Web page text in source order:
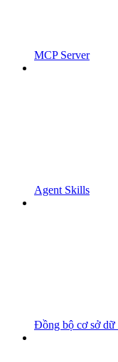
MCP Server
Agent Skills
Đồng bộ cơ sở dữ